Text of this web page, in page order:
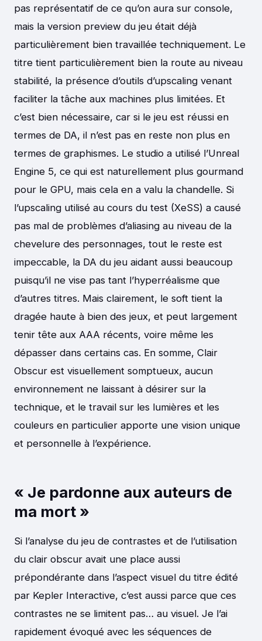
pas représentatif de ce qu’on aura sur console,
mais la version preview du jeu était déjà
particulièrement bien travaillée techniquement. Le
titre tient particulièrement bien la route au niveau
stabilité, la présence d’outils d’upscaling venant
faciliter la tâche aux machines plus limitées. Et
c’est bien nécessaire, car si le jeu est réussi en
termes de DA, il n’est pas en reste non plus en
termes de graphismes. Le studio a utilisé l’Unreal
Engine 5, ce qui est naturellement plus gourmand
pour le GPU, mais cela en a valu la chandelle. Si
l’upscaling utilisé au cours du test (XeSS) a causé
pas mal de problèmes d’aliasing au niveau de la
chevelure des personnages, tout le reste est
impeccable, la DA du jeu aidant aussi beaucoup
puisqu’il ne vise pas tant l’hyperréalisme que
d’autres titres. Mais clairement, le soft tient la
dragée haute à bien des jeux, et peut largement
tenir tête aux AAA récents, voire même les
dépasser dans certains cas. En somme, Clair
Obscur est visuellement somptueux, aucun
environnement ne laissant à désirer sur la
technique, et le travail sur les lumières et les
couleurs en particulier apporte une vision unique
et personnelle à l’expérience.
« Je pardonne aux auteurs de
ma mort »
Si l’analyse du jeu de contrastes et de l’utilisation
du clair obscur avait une place aussi
prépondérante dans l’aspect visuel du titre édité
par Kepler Interactive, c’est aussi parce que ces
contrastes ne se limitent pas… au visuel. Je l’ai
rapidement évoqué avec les séquences de